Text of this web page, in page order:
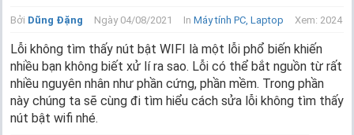
t
i
n
Bởi Dũng Đặng Ngày 04/08/2021 In Máy tính PC, Laptop Xem: 2024
Lỗi không tìm thấy nút bật WIFI là một lỗi phổ biến khiến
nhiều bạn không biết xử lí ra sao. Lỗi có thể bắt nguồn từ rất
nhiều nguyên nhân như phần cứng, phần mềm. Trong phần
này chúng ta sẽ cùng đi tìm hiểu cách sửa lỗi không tìm thấy
nút bật wifi nhé.